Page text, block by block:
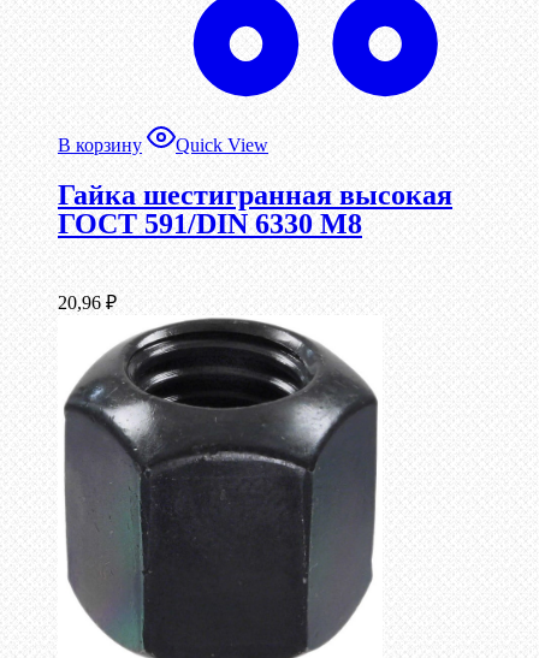
В корзину Quick View
Гайка шестигранная высокая
ГОСТ 591/DIN 6330 М8
20,96 ₽